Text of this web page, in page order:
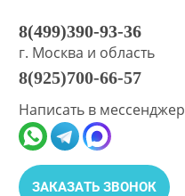
8(499)390-93-36
г. Москва и область
8(925)700-66-57
Написать в мессенджер
ЗАКАЗАТЬ ЗВОНОК